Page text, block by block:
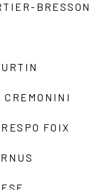
BRESSON
CREMONINI
FOIX